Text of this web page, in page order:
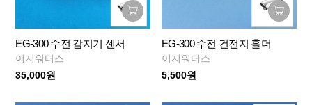
EG-300 수전 감지기 센서
이지워터스
35,000원
EG-300 수전 건전지 홀더
이지워터스
5,500원